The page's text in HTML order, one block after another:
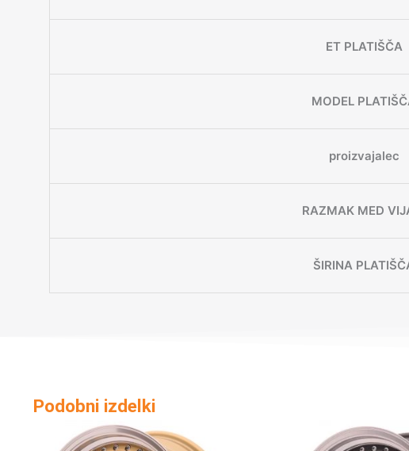
ET PLATIŠČA
MODEL
proizvajalec
RAZMAK MED
ŠIRINA
Podobni izdelki